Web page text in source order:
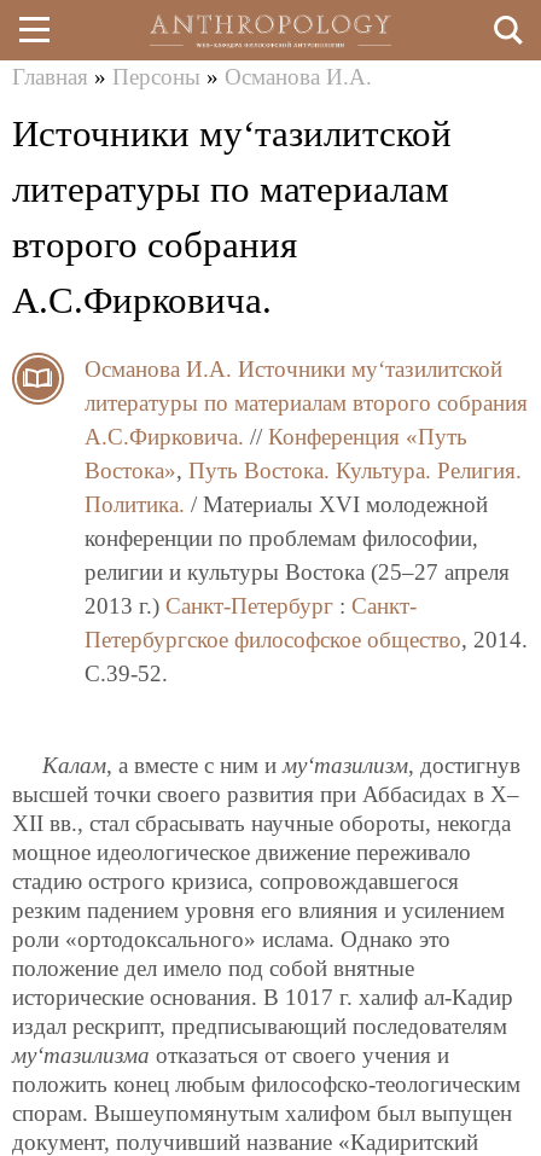
Перейти
к
здесь
Главная » Персоны » Османова И.А.
Источники му‘тазилитской
литературы по материалам
второго собрания
А.С.Фирковича.
Османова И.А. Источники му‘тазилитской
литературы по материалам второго собрания
А.С.Фирковича. // Конференция «Путь
Востока», Путь Востока. Культура. Религия.
Политика. / Материалы XVI молодежной
конференции по проблемам философии,
религии и культуры Востока (25–27 апреля
2013 г.) Санкт-Петербург : Санкт-
Петербургское философское общество, 2014.
C.39-52.
Калам, а вместе с ним иму‘тазилизм, достигнув
высшей точки своего развития при Аббасидах в X–
XII вв., стал сбрасывать научные обороты, некогда
мощное идеологическое движение переживало
стадию острого кризиса, сопровождавшегося
резким падением уровня его влияния и усилением
роли «ортодоксального» ислама. Однако это
положение дел имело под собой внятные
исторические основания. В 1017 г. халиф ал-Кадир
издал рескрипт, предписывающий последователям
му‘тазилизма отказаться от своего учения и
положить конец любым философско-теологическим
спорам. Вышеупомянутым халифом был выпущен
документ, получивший название «Кадиритский